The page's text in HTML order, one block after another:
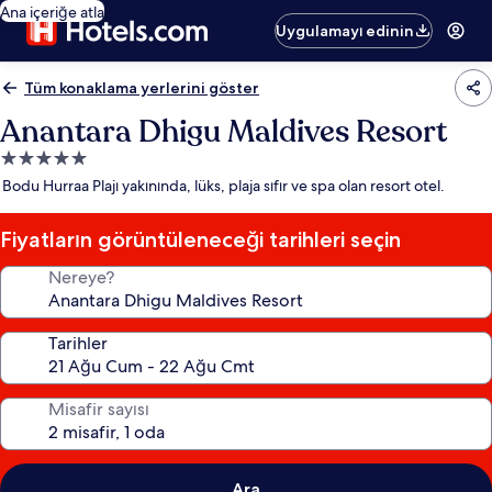
Ana içeriğe atla
Uygulamayı edinin
Tüm konaklama yerlerini göster
Anantara Dhigu Maldives Resort
5.0
yıldızlı
yeri
Bodu Hurraa Plajı yakınında, lüks, plaja sıfır ve spa olan resort otel.
Fiyatların görüntüleneceği tarihleri seçin
Nereye?
Tarihler
Misafir sayısı